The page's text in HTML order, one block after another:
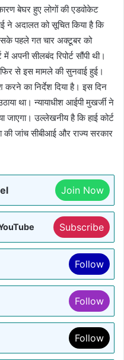
बेघर हुए लोगों की एडवोकेट
ने अदालत को सूचित किया है कि
पहले गत चार अक्टूबर को
सीलबंद रिपोर्ट सौंपी थी।
से इस मामले की सुनवाई हुई।
करने का निर्देश दिया है। इस दिन
था। न्यायाधीश आईपी मुखर्जी ने
जाएगा। उल्लेखनीय है कि हाई कोर्ट
की जांच सीबीआई और राज्य सरकार
Join Now
Subscribe
Follow
Follow
Follow